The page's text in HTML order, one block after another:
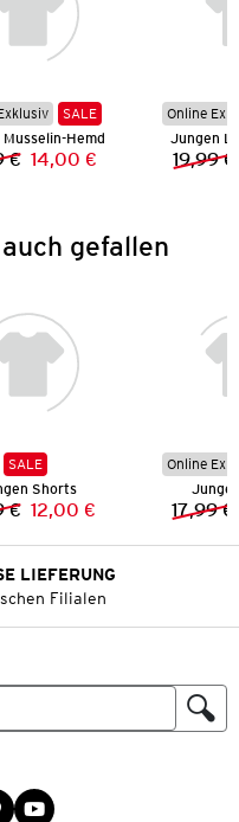
SALE
Hemd
Vorheriger Preis:
€ Neuer Preis:
14,00 €
Online
Jungen
19,99 €
gefallen
SALE
Shorts
Vorheriger Preis:
€ Neuer Preis:
12,00 €
Online
17,99 €
LIEFERUNG
Filialen